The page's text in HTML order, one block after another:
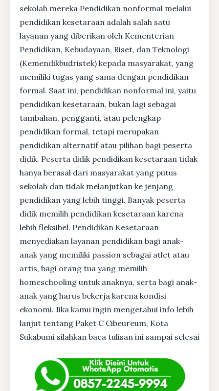
sekolah mereka Pendidikan nonformal melalui
pendidikan kesetaraan adalah salah satu
layanan yang diberikan oleh Kementerian
Pendidikan, Kebudayaan, Riset, dan Teknologi
(Kemendikbudristek) kepada masyarakat, yang
memiliki tugas yang sama dengan pendidikan
formal. Saat ini, pendidikan nonformal ini, yaitu
pendidikan kesetaraan, bukan lagi sebagai
tambahan, pengganti, atau pelengkap
pendidikan formal, tetapi merupakan
pendidikan alternatif atau pilihan bagi peserta
didik. Peserta didik pendidikan kesetaraan tidak
hanya berasal dari masyarakat yang putus
sekolah dan tidak melanjutkan ke jenjang
pendidikan yang lebih tinggi. Banyak peserta
didik memilih pendidikan kesetaraan karena
lebih fleksibel. Pendidikan Kesetaraan
menyediakan layanan pendidikan bagi anak-
anak yang memiliki passion sebagai atlet atau
artis, bagi orang tua yang memilih
homeschooling untuk anaknya, serta bagi anak-
anak yang harus bekerja karena kondisi
ekonomi. Jika kamu ingin mengetahui info lebih
lanjut tentang Paket C Cibeureum, Kota
Sukabumi silahkan baca tulisan ini sampai selesai